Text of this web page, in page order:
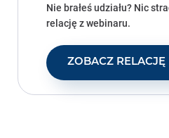
Nie brałeś udziału? Nic
relację z webinaru.
ZOBACZ RELACJĘ